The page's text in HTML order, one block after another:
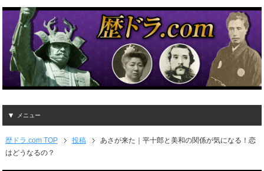
メニュー
歴ドラ.com TOP 投稿
あさが来た｜平十郎と美和の関係が気になる！恋
はどうなるの？